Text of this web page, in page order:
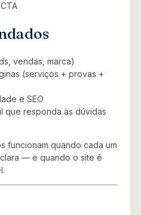
vendas, marca)
(serviços + provas +
e SEO
que responda às dúvidas
funcionam quando cada um
— e quando o site é